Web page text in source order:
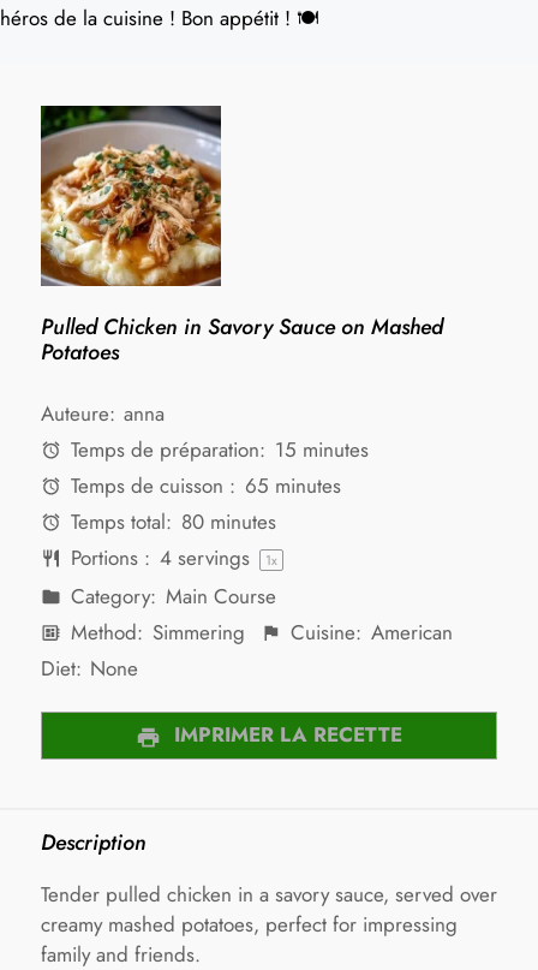
héros de la cuisine ! Bon appétit ! 🍽️
Pulled Chicken in Savory Sauce on Mashed
Potatoes
Auteure: anna
Temps de préparation: 15 minutes
Temps de cuisson : 65 minutes
Temps total: 80 minutes
Portions : 4servings 1x
Category: Main Course
Method: Simmering Cuisine: American
Diet: None
IMPRIMER LA RECETTE
Description
Tender pulled chicken in a savory sauce, served over
creamy mashed potatoes, perfect for impressing
family and friends.